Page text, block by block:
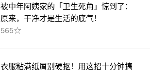
被中年阿姨家的「卫生死角」惊到了：
原来，干净才是生活的底气！
565☆
衣服粘满纸屑别硬抠！用这招十分钟搞